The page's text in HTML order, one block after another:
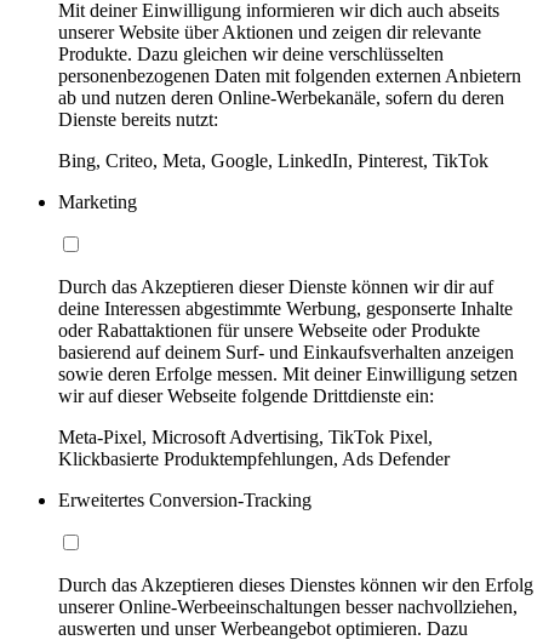
Mit deiner Einwilligung informieren wir dich auch abseits
unserer Website über Aktionen und zeigen dir relevante
Produkte. Dazu gleichen wir deine verschlüsselten
personenbezogenen Daten mit folgenden externen Anbietern
ab und nutzen deren Online-Werbekanäle, sofern du deren
Dienste bereits nutzt:
Bing, Criteo, Meta, Google, LinkedIn, Pinterest, TikTok
Marketing
Durch das Akzeptieren dieser Dienste können wir dir auf
deine Interessen abgestimmte Werbung, gesponserte Inhalte
oder Rabattaktionen für unsere Webseite oder Produkte
basierend auf deinem Surf- und Einkaufsverhalten anzeigen
sowie deren Erfolge messen. Mit deiner Einwilligung setzen
wir auf dieser Webseite folgende Drittdienste ein:
Meta-Pixel, Microsoft Advertising, TikTok Pixel,
Klickbasierte Produktempfehlungen, Ads Defender
Erweitertes Conversion-Tracking
Durch das Akzeptieren dieses Dienstes können wir den Erfolg
unserer Online-Werbeeinschaltungen besser nachvollziehen,
auswerten und unser Werbeangebot optimieren. Dazu